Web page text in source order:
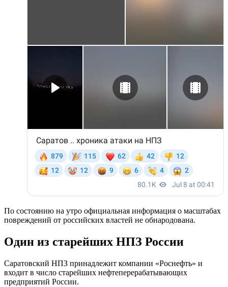
По состоянию на утро официальная информация о масштабах
повреждений от российских властей не обнародована.
Один из старейших НПЗ России
Саратовский НПЗ принадлежит компании «Роснефть» и
входит в число старейших нефтеперерабатывающих
предприятий России.